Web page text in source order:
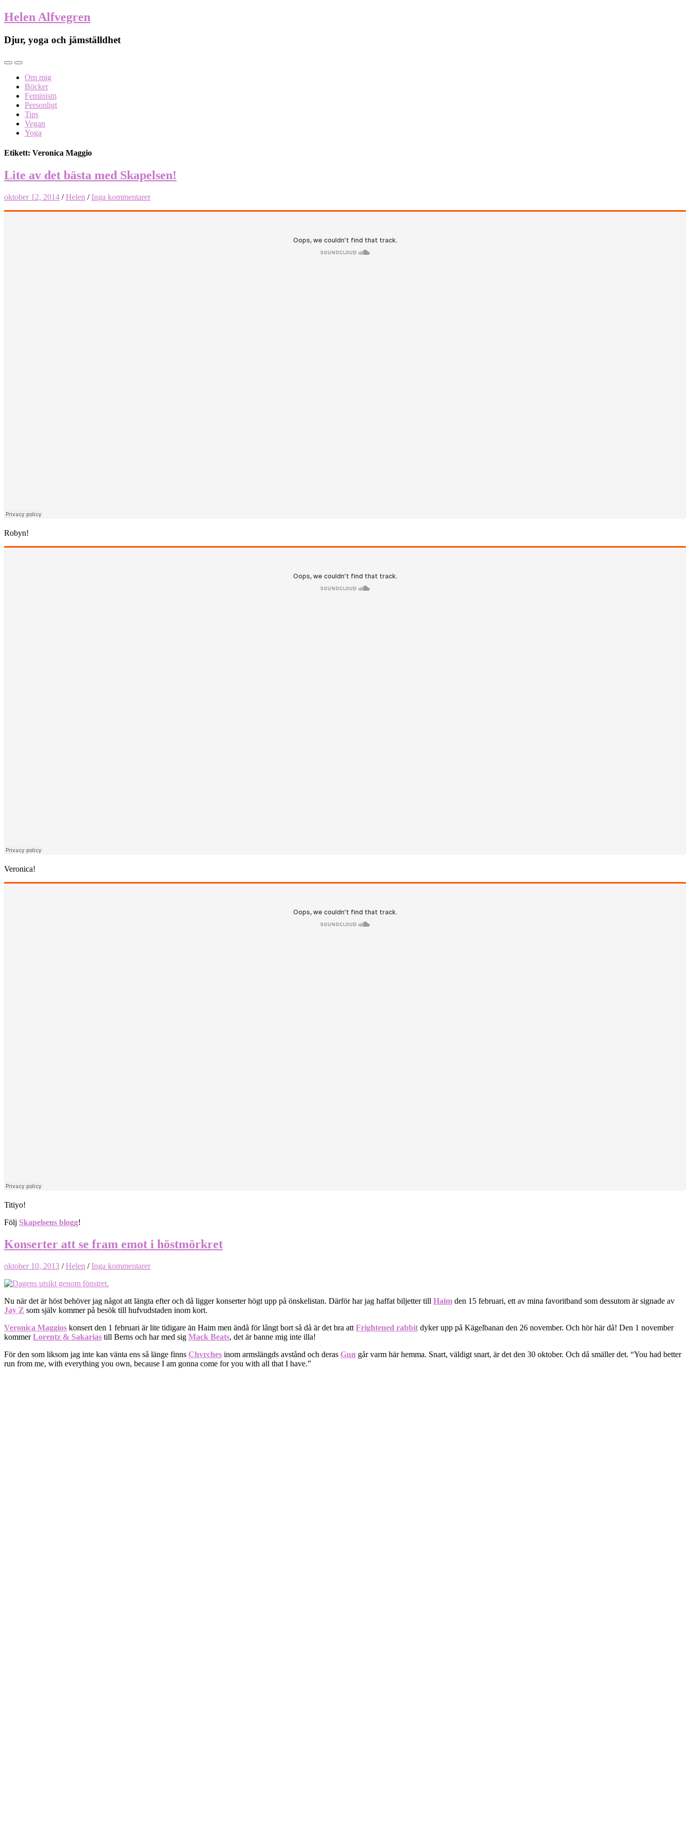
Helen Alfvegren
Djur, yoga och jämställdhet
Om mig
Böcker
Feminism
Personligt
Tips
Vegan
Yoga
Etikett: Veronica Maggio
Lite av det bästa med Skapelsen!
oktober 12, 2014 /Helen /Inga kommentarer
Robyn!
Veronica!
Titiyo!
Följ Skapelsens blogg!
Konserter att se fram emot i höstmörkret
oktober 10, 2013 /Helen /Inga kommentarer
Nu när det är höst behöver jag något att längta efter och då ligger konserter högt upp på önskelistan. Därför har jag haffat biljetter till Haim den 15 februari, ett av mina favoritband som dessutom är signade av
Jay Z som själv kommer på besök till hufvudstaden inom kort.
Veronica Maggios konsert den 1 februari är lite tidigare än Haim men ändå för långt bort så då är det bra att Frightened rabbit dyker upp på Kägelbanan den 26 november. Och hör här då! Den 1 november
kommerLorentz & Sakarias till Berns och har med sig Mack Beats, det är banne mig inte illa!
För den som liksom jag inte kan vänta ens så länge finns Chvrches inom armslängds avstånd och deras Gun går varm här hemma. Snart, väldigt snart, är det den 30 oktober. Och då smäller det. “You had better
run from me, with everything you own, because I am gonna come for you with all that I have.”